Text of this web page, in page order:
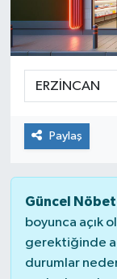
Paylaş
Güncel
boyunca açık
gerektiğinde
durumlar
Yaşam